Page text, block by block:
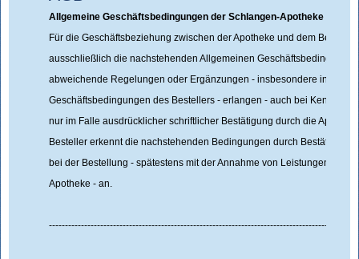
Allgemeine Geschäftsbedingungen der Schlangen-Apotheke
Für die Geschäftsbeziehung zwischen der Apotheke und dem
ausschließlich die nachstehenden Allgemeinen
abweichende Regelungen oder Ergänzungen - insbesondere in
Geschäftsbedingungen des Bestellers - erlangen - auch bei Kenntnis
nur im Falle ausdrücklicher schriftlicher Bestätigung durch die
Besteller erkennt die nachstehenden Bedingungen durch Bestätigung
bei der Bestellung - spätestens mit der Annahme von Leistungen und
Apotheke - an.